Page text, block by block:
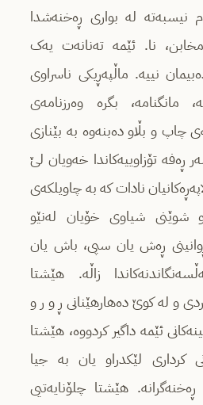
نیسبەتە لە بواری ڕەخنەشدا
نا. ئێمە تەنانەت یەک
نییە. ماڵپەڕیکی ناسراوی
مانگنامە، بگرە وەرزنامەی
چاپ و بڵاو دەبنەوە بە بێنازی
ڕەفە تۆزاوییەکاندا خەویان لێ
نادات کە بە چاویلکەی
و شوێنی شیاوی خۆیان لەنێو
ڕەش یان سپی، باش یان
زاڵە. هێشتا
و لە کوێ دەهارهێنانی ڕ و ر و
ئێمە داگیر کردووە، هێشتا
کرداری لێکدراو یان بە جیا
هێشتا چلۆنایەتیی